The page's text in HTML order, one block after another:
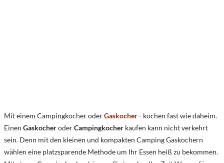
Mit einem Campingkocher oderGaskocher- kochen fast wie daheim.
Einen GaskocheroderCampingkocher kaufen kann nicht verkehrt
sein. Denn mit den kleinen und kompakten Camping Gaskochern
wählen eine platzsparende Methode um Ihr Essen heiß zu bekommen.